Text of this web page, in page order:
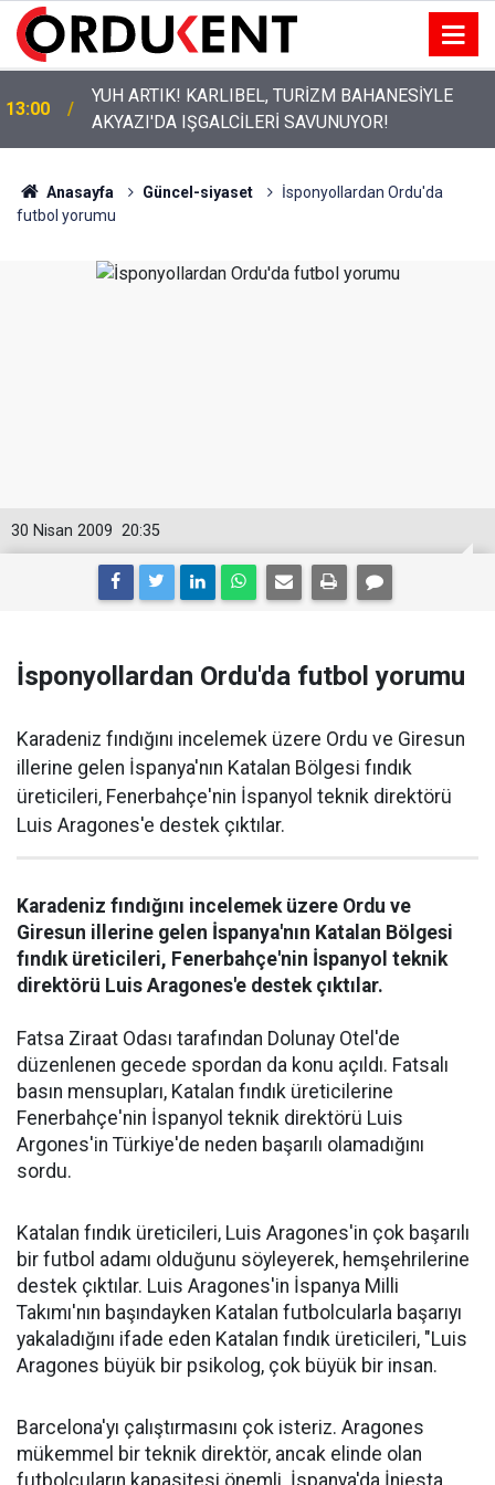
11:53
ORDU’NUN HAFTALIK GÜVENLİK RAPORU
AÇIKLANDI
Anasayfa Güncel-siyaset
İsponyollardan Ordu'da
futbol yorumu
20:35
30 Nisan 2009
İsponyollardan Ordu'da futbol yorumu
Karadeniz fındığını incelemek üzere Ordu ve Giresun
illerine gelen İspanya'nın Katalan Bölgesi fındık
üreticileri, Fenerbahçe'nin İspanyol teknik direktörü
Luis Aragones'e destek çıktılar.
Karadeniz fındığını incelemek üzere Ordu ve
Giresun illerine gelen İspanya'nın Katalan Bölgesi
fındık üreticileri, Fenerbahçe'nin İspanyol teknik
direktörü Luis Aragones'e destek çıktılar.
Fatsa Ziraat Odası tarafından Dolunay Otel'de
düzenlenen gecede spordan da konu açıldı. Fatsalı
basın mensupları, Katalan fındık üreticilerine
Fenerbahçe'nin İspanyol teknik direktörü Luis
Argones'in Türkiye'de neden başarılı olamadığını
sordu.
Katalan fındık üreticileri, Luis Aragones'in çok başarılı
bir futbol adamı olduğunu söyleyerek, hemşehrilerine
destek çıktılar. Luis Aragones'in İspanya Milli
Takımı'nın başındayken Katalan futbolcularla başarıyı
yakaladığını ifade eden Katalan fındık üreticileri, "Luis
Aragones büyük bir psikolog, çok büyük bir insan.
Barcelona'yı çalıştırmasını çok isteriz. Aragones
mükemmel bir teknik direktör, ancak elinde olan
futbolcuların kapasitesi önemli. İspanya'da İniesta,